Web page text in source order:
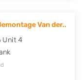
Van der..
Unit 4